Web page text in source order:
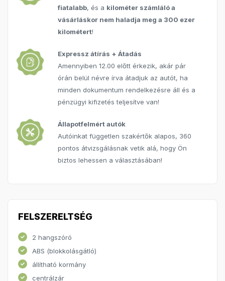
fiatalabb, és a kilométer számláló a
vásárláskor nem haladja meg a 300 ezer
kilométert!
Expressz átírás + Átadás
Amennyiben 12.00 előtt érkezik, akár pár
órán belül névre írva átadjuk az autót, ha
minden dokumentum rendelkezésre áll és a
pénzügyi kifizetés teljesítve van!
Állapotfelmért autók
Autóinkat független szakértők alapos, 360
pontos átvizsgálásnak vetik alá, hogy Ön
biztos lehessen a választásában!
FELSZERELTSÉG
2 hangszóró
ABS (blokkolásgátló)
állítható kormány
centrálzár